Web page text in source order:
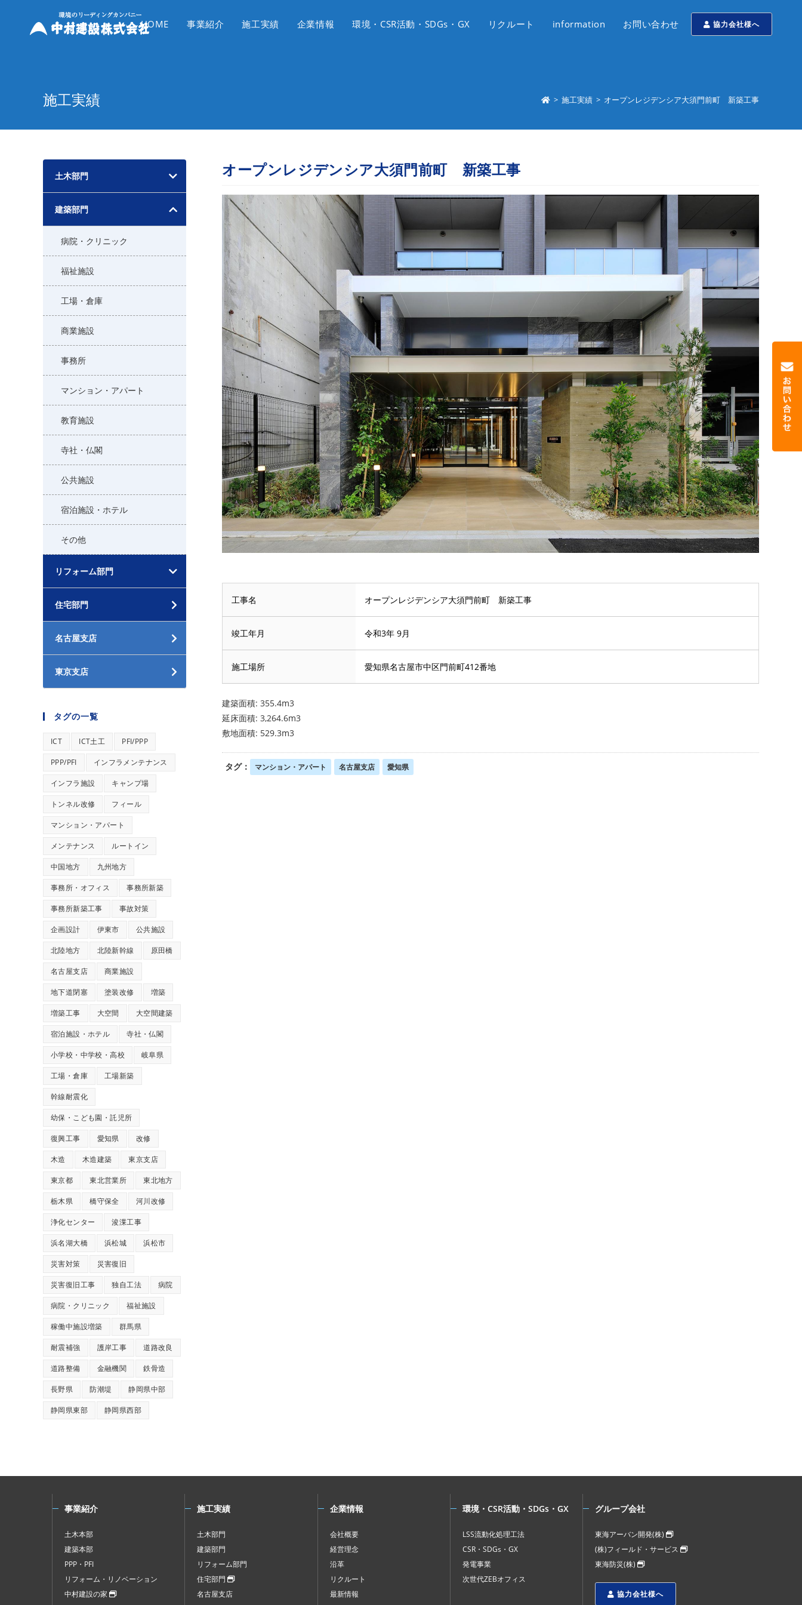
協力会社様へ
HOME 事業紹介 施工実績 企業情報 環境・CSR活動・SDGs・GX リクルート information お問い合わせ
施工実績 > 施工実績 > オープンレジデンシア大須門前町 新築工事
オープンレジデンシア大須門前町 新築工事
工事名 オープンレジデンシア大須門前町 新築工事
竣工年月 令和3年 9月
施工場所 愛知県名古屋市中区門前町412番地
建築面積: 355.4m3
延床面積: 3,264.6m3
敷地面積: 529.3m3
タグ： マンション・アパート 名古屋支店 愛知県
土木部門
建築部門
病院・クリニック
福祉施設
工場・倉庫
商業施設
事務所
マンション・アパート
教育施設
寺社・仏閣
公共施設
宿泊施設・ホテル
その他
リフォーム部門
住宅部門
名古屋支店
東京支店
タグの一覧
ICT ICT土工 PFI/PPP
PPP/PFI インフラメンテナンス
インフラ施設 キャンプ場
トンネル改修 フィール
マンション・アパート
メンテナンス ルートイン
中国地方 九州地方
事務所・オフィス 事務所新築
事務所新築工事 事故対策
企画設計 伊東市 公共施設
北陸地方 北陸新幹線 原田橋
名古屋支店 商業施設
地下道閉塞 塗装改修 増築
増築工事 大空間 大空間建築
宿泊施設・ホテル 寺社・仏閣
小学校・中学校・高校 岐阜県
工場・倉庫 工場新築
幹線耐震化
幼保・こども園・託児所
復興工事 愛知県 改修
木造 木造建築 東京支店
東京都 東北営業所 東北地方
栃木県 橋守保全 河川改修
浄化センター 浚渫工事
浜名湖大橋 浜松城 浜松市
災害対策 災害復旧
災害復旧工事 独自工法 病院
病院・クリニック 福祉施設
稼働中施設増築 群馬県
耐震補強 護岸工事 道路改良
道路整備 金融機関 鉄骨造
長野県 防潮堤 静岡県中部
静岡県東部 静岡県西部
事業紹介
土木本部
建築本部
PPP・PFI
リフォーム・リノベーション
中村建設の家
施工実績
土木部門
建築部門
リフォーム部門
住宅部門
名古屋支店
企業情報
会社概要
経営理念
沿革
リクルート
最新情報
環境・CSR活動・SDGs・GX
LSS流動化処理工法
CSR・SDGs・GX
発電事業
次世代ZEBオフィス
グループ会社
東海アーバン開発(株)
(株)フィールド・サービス
東海防災(株)
協力会社様へ